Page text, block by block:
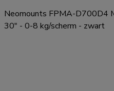
Neomounts FPMA-D700D4
30" - 0-8 kg/scherm - zwart